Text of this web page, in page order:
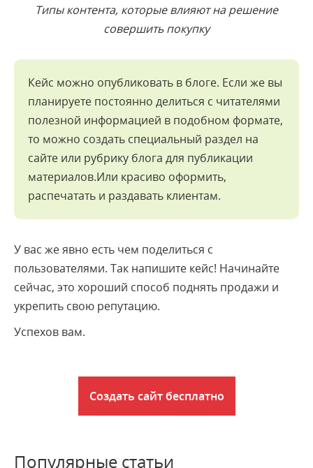
Типы контента, которые влияют на решение
совершить покупку
Кейс можно опубликовать в блоге. Если же вы
планируете постоянно делиться с читателями
полезной информацией в подобном формате,
то можно создать специальный раздел на
сайте или рубрику блога для публикации
материалов.Или красиво оформить,
распечатать и раздавать клиентам.
У вас же явно есть чем поделиться с
пользователями. Так напишите кейс! Начинайте
сейчас, это хороший способ поднять продажи и
укрепить свою репутацию.
Успехов вам.
Создать сайт бесплатно
Популярные статьи